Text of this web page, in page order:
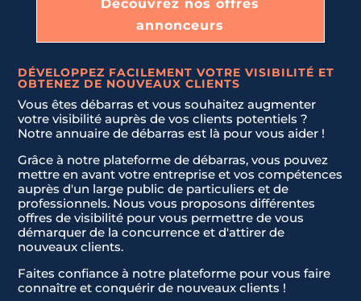
Découvrez nos offres
annonceurs
DÉVELOPPEZ FACILEMENT VOTRE VISIBILITÉ ET
OBTENEZ DE NOUVEAUX CLIENTS
Vous êtes débarras et vous souhaitez augmenter
votre visibilité auprès de vos clients potentiels ?
Notre annuaire de débarras est là pour vous aider !
Grâce à notre plateforme de débarras, vous pouvez
mettre en avant votre entreprise et vos compétences
auprès d'un large public de particuliers et de
professionnels. Nous vous proposons différentes
offres de visibilité pour vous permettre de vous
démarquer de la concurrence et d'attirer de
nouveaux clients.
Faites confiance à notre plateforme pour vous faire
connaître et conquérir de nouveaux clients !
JE NE SAIS PAS
t
t
e
s
+
1
Envoyer la demande